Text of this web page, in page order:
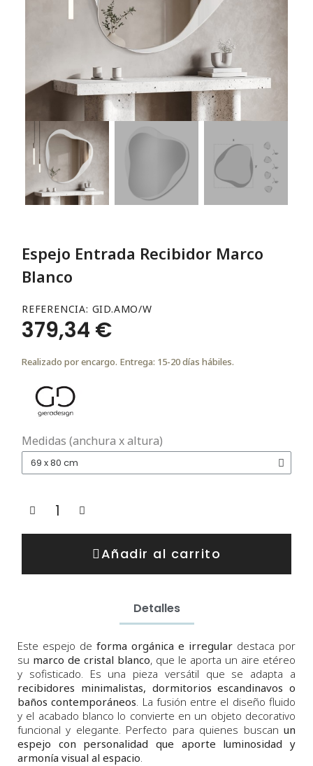
Espejo Entrada Recibidor Marco
Blanco
REFERENCIA GID.AMO/W
379,34 €
Realizado por encargo. Entrega: 15-20 días hábiles.
Medidas (anchura x altura)
Añadir al carrito
Detalles
Este espejo de forma orgánica e irregular destaca por
su marco de cristal blanco, que le aporta un aire etéreo
y sofisticado. Es una pieza versátil que se adapta a
recibidores minimalistas, dormitorios escandinavos o
baños contemporáneos. La fusión entre el diseño fluido
y el acabado blanco lo convierte en un objeto decorativo
funcional y elegante. Perfecto para quienes buscan un
espejo con personalidad que aporte luminosidad y
armonía visual al espacio.